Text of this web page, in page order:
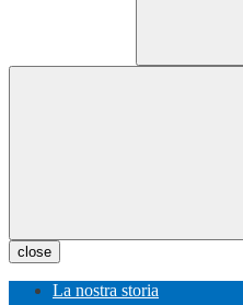
close
La nostra storia